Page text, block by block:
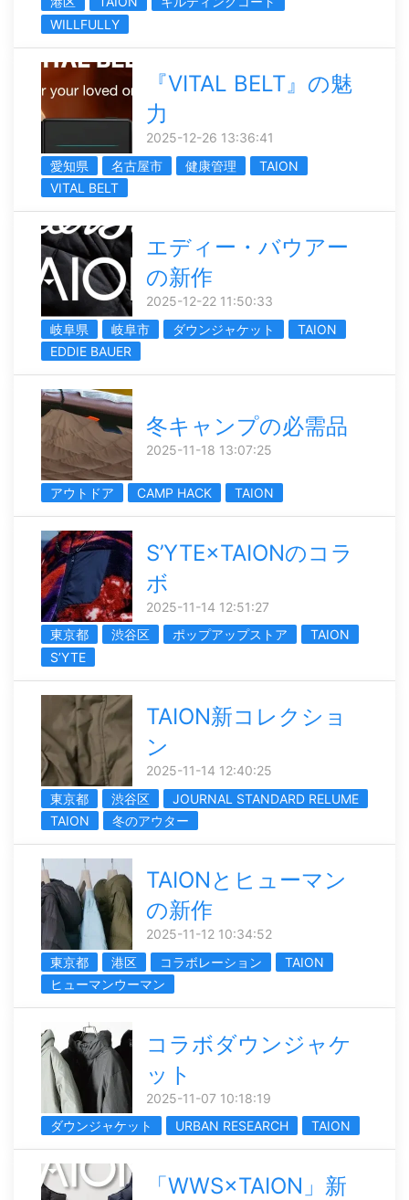
WILLFULLY
『VITAL BELT』の魅
力
2025-12-26 13:36:41
愛知県
名古屋市 健康管理
TAION
VITAL BELT
エディー・バウアー
の新作
2025-12-22 11:50:33
岐阜県
岐阜市 ダウンジャケット
TAION
EDDIE BAUER
冬キャンプの必需品
2025-11-18 13:07:25
アウトドア CAMP HACK TAION
S’YTE×TAIONのコラ
ボ
2025-11-14 12:51:27
東京都
渋谷区 ポップアップストア
TAION
S’YTE
TAION新コレクショ
ン
2025-11-14 12:40:25
東京都
渋谷区
JOURNAL STANDARD RELUME
TAION
冬のアウター
TAIONとヒューマン
の新作
2025-11-12 10:34:52
東京都
港区 コラボレーション
TAION
ヒューマンウーマン
コラボダウンジャケ
ット
2025-11-07 10:18:19
ダウンジャケット
URBAN RESEARCH TAION
「WWS×TAION」新